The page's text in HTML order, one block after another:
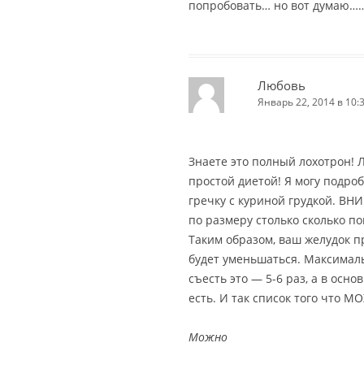
попробовать… но вот
Любовь
Январь 22, 2014 в
Знаете это полный лохотрон!
простой диетой! Я могу
гречку с куриной грудкой.
по размеру столько сколько
Таким образом, ваш желудок
будет уменьшаться.
съесть это — 5-6 раз, а в
есть. И так список того что
Можно